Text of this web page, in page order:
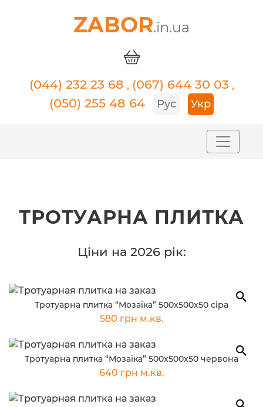
ZABOR.in.ua
(044) 232 23 68 , (067) 644 30 03 ,
(050) 255 48 64 Рус Укр
ТРОТУАРНА ПЛИТКА
Ціни на 2026 рік:
Тротуарна плитка “Мозаїка” 500х500х50 сіра
580 грн м.кв.
Тротуарна плитка “Мозаїка” 500х500х50 червона
640 грн м.кв.